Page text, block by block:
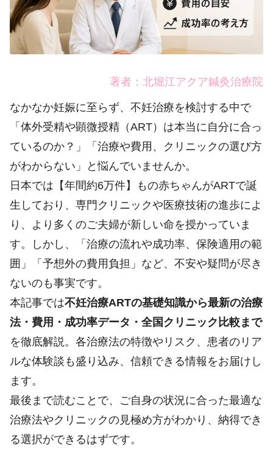
著者：北堀江アクア鍼灸治療院
なかなか妊娠に至らず、不妊治療を検討する中で
「体外受精や顕微授精（ART）は本当に自分に合っ
ているのか？」「治療や費用、クリニックの選び方
がわからない」と悩んでいませんか。
日本では【年間約6万件】もの赤ちゃんがARTで誕
生しており、専門クリニックや医療技術の進歩によ
り、より多くのご夫婦が新しい命を授かっていま
す。しかし、「治療の流れや成功率、保険適用の範
囲」「予想外の費用負担」など、不安や疑問が尽き
ないのも事実です。
本記事では不妊治療ARTの基礎知識から最新の治療
法・費用・成功率データ・全国クリニック比較まで
を徹底解説。各治療法の特徴やリスク、患者のリア
ルな体験談も盛り込み、信頼できる情報をお届けし
ます。
最後まで読むことで、ご自身の状況に合った最適な
治療法やクリニックの見極め方がわかり、納得でき
る選択ができるはずです。